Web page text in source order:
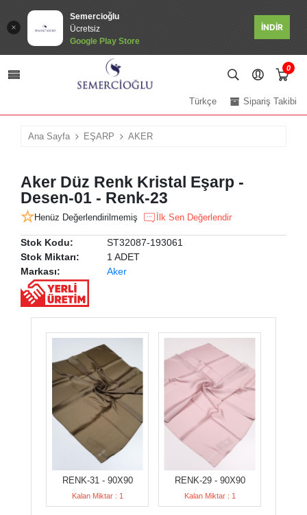
Semercioğlu
Ücretsiz
Google Play Store
İNDİR
0
Sipariş Takibi
Türkçe
Ana Sayfa EŞARP AKER
Aker Düz Renk Kristal Eşarp -
Desen-01 - Renk-23
Henüz Değerlendirilmemiş İlk Sen Değerlendir
Stok Kodu:
ST32087-193061
Stok Miktarı:
1 ADET
Markası:
Aker
RENK-31 - 90X90
Kalan Miktar : 1
RENK-29 - 90X90
Kalan Miktar : 1